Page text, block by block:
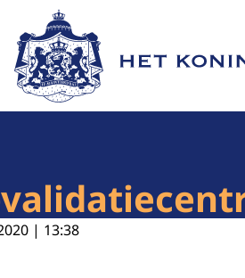
Naar de homepage van Het
| 13:38